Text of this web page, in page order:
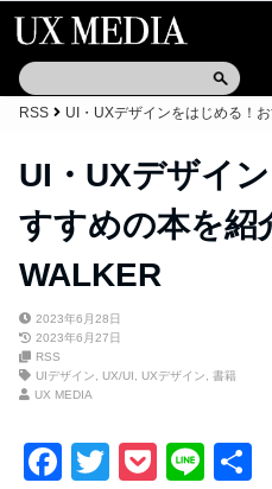
RSS UI・UXデザインをはじめる！
UI・UXデザイ
すすめの本を紹
WALKER
2023年6月28日
2023年6月27日
RSS
UIデザイン
UX/UI UXデザイン
書籍
UX MEDIA
F
T
P
Li